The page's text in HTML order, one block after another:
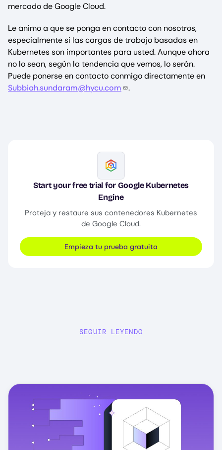
mercado de Google Cloud.
Le animo a que se ponga en contacto con nosotros,
especialmente si las cargas de trabajo basadas en
Kubernetes son importantes para usted. Aunque ahora
no lo sean, según la tendencia que vemos, lo serán.
Puede ponerse en contacto conmigo directamente en
Subbiah.sundaram@hycu.com
.
Image
Start your free trial for Google Kubernetes
Engine
Proteja y restaure sus contenedores Kubernetes
de Google Cloud.
Empieza tu prueba gratuita
SEGUIR LEYENDO